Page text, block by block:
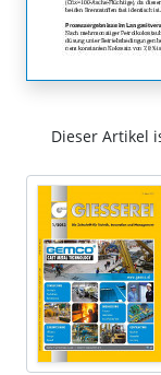
Dieser Artikel